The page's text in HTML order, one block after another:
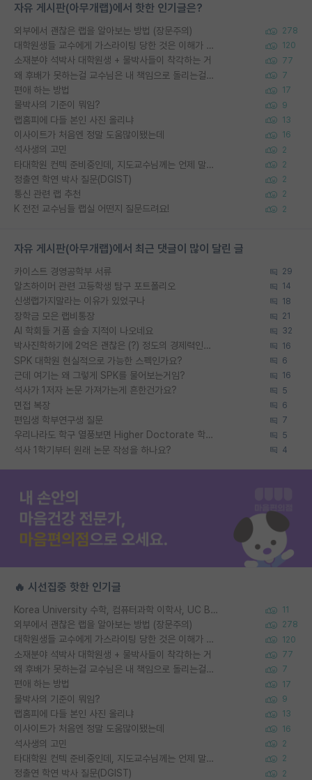
자유 게시판(아무개랩)에서 핫한 인기글은?
외부에서 괜찮은 랩을 알아보는 방법 (장문주의) 278
대학원생들 교수에게 가스라이팅 당한 것은 이해가 갑니다. 안타깝네요. 120
소재분야 석박사 대학원생 + 물박사들이 착각하는 거 77
왜 후배가 못하는걸 교수님은 내 책임으로 돌리는걸까요? 7
편애 하는 방법 17
물박사의 기준이 뭐임? 9
랩홈피에 다들 본인 사진 올리냐 13
이사이트가 처음엔 정말 도움많이됐는데 16
석사생의 고민 2
타대학원 컨텍 준비중인데, 지도교수님께는 언제 말씀드려야 할까요? 2
정출연 학연 박사 질문(DGIST) 2
통신 관련 랩 추천 2
K 전전 교수님들 랩실 어떤지 질문드려요! 2
자유 게시판(아무개랩)에서 최근 댓글이 많이 달린 글
카이스트 경영공학부 서류 29
알츠하이머 관련 고등학생 탐구 포트폴리오 14
신생랩가지말라는 이유가 있었구나 18
장학금 모은 랩비통장 21
AI 학회들 거품 슬슬 지적이 나오네요 32
박사진학하기에 2억은 괜찮은 (?) 정도의 경제력인가요 16
SPK 대학원 현실적으로 가능한 스펙인가요? 6
근데 여기는 왜 그렇게 SPK를 물어보는거임? 16
석사가 1저자 논문 가져가는게 흔한건가요? 5
면접 복장 6
편입생 학부연구생 질문 7
우리나라도 학구 열풍보면 Higher Doctorate 학위가 필요하다고 봅니다. 5
석사 1학기부터 원래 논문 작성을 하나요? 4
🔥 시선집중 핫한 인기글
Korea University 수학, 컴퓨터과학 이학사, UC Berkeley 산업공학 대학원 공학박사가 되는 것은 쉽지 않겠죠? 11
외부에서 괜찮은 랩을 알아보는 방법 (장문주의) 278
대학원생들 교수에게 가스라이팅 당한 것은 이해가 갑니다. 안타깝네요. 120
소재분야 석박사 대학원생 + 물박사들이 착각하는 거 77
왜 후배가 못하는걸 교수님은 내 책임으로 돌리는걸까요? 7
편애 하는 방법 17
물박사의 기준이 뭐임? 9
랩홈피에 다들 본인 사진 올리냐 13
이사이트가 처음엔 정말 도움많이됐는데 16
석사생의 고민 2
타대학원 컨텍 준비중인데, 지도교수님께는 언제 말씀드려야 할까요? 2
정출연 학연 박사 질문(DGIST) 2